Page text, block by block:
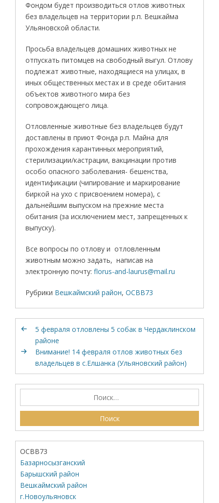
Фондом будет производиться отлов животных
без владельцев на территории р.п. Вешкайма
Ульяновской области.
Просьба владельцев домашних животных не
отпускать питомцев на свободный выгул. Отлову
подлежат животные, находящиеся на улицах, в
иных общественных местах и в среде обитания
объектов животного мира без
сопровождающего лица.
Отловленные животные без владельцев будут
доставлены в приют Фонда р.п. Майна для
прохождения карантинных мероприятий,
стерилизации/кастрации, вакцинации против
особо опасного заболевания- бешенства,
идентификации (чипирование и маркирование
биркой на ухо с присвоением номера), с
дальнейшим выпуском на прежние места
обитания (за исключением мест, запрещенных к
выпуску).
Все вопросы по отлову и отловленным
животным можно задать, написав на
электронную почту:florus-and-laurus@mail.ru
Рубрики Вешкаймский район,ОСВВ73
5 февраля отловлены 5 собак в Чердаклинском
районе
Внимание! 14 февраля отлов животных без
владельцев в с.Елшанка (Ульяновский район)
ОСВВ73
Базарносызганский
Барышский район
Вешкаймский район
г.Новоульяновск